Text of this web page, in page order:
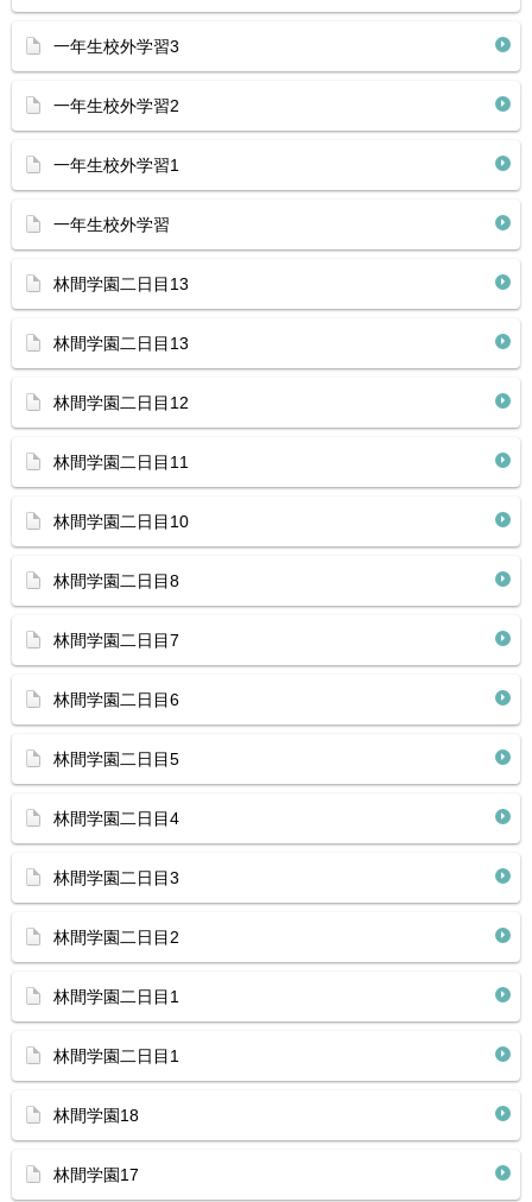
一年生校外学習3
一年生校外学習2
一年生校外学習1
一年生校外学習
林間学園二日目13
林間学園二日目13
林間学園二日目12
林間学園二日目11
林間学園二日目10
林間学園二日目8
林間学園二日目7
林間学園二日目6
林間学園二日目5
林間学園二日目4
林間学園二日目3
林間学園二日目2
林間学園二日目1
林間学園二日目1
林間学園18
林間学園17